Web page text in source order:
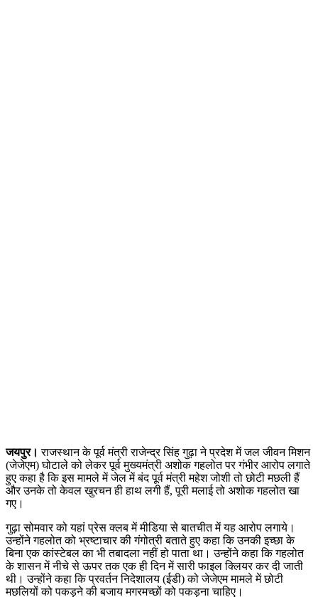
जयपुर। राजस्थान के पूर्व मंत्री राजेन्द्र सिंह गुढ़ा ने प्रदेश में जल जीवन मिशन
(जेजेएम) घोटाले को लेकर पूर्व मुख्यमंत्री अशोक गहलोत पर गंभीर आरोप लगाते
हुए कहा है कि इस मामले में जेल में बंद पूर्व मंत्री महेश जोशी तो छोटी मछली हैं
और उनके तो केवल खुरचन ही हाथ लगी हैं, पूरी मलाई तो अशोक गहलोत खा
गए।
गुढ़ा सोमवार को यहां प्रेस क्लब में मीडिया से बातचीत में यह आरोप लगाये।
उन्होंने गहलोत को भ्रष्टाचार की गंगोत्री बताते हुए कहा कि उनकी इच्छा के
बिना एक कांस्टेबल का भी तबादला नहीं हो पाता था। उन्होंने कहा कि गहलोत
के शासन में नीचे से ऊपर तक एक ही दिन में सारी फाइल क्लियर कर दी जाती
थी। उन्होंने कहा कि प्रवर्तन निदेशालय (ईडी) को जेजेएम मामले में छोटी
मछलियों को पकड़ने की बजाय मगरमच्छों को पकड़ना चाहिए।